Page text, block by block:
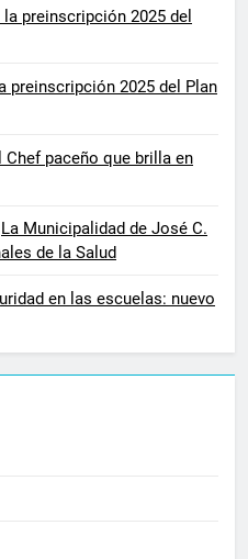
preinscripción 2025 del
preinscripción 2025 del Plan
Chef paceño que brilla en
La Municipalidad de José C.
de la Salud
en las escuelas: nuevo